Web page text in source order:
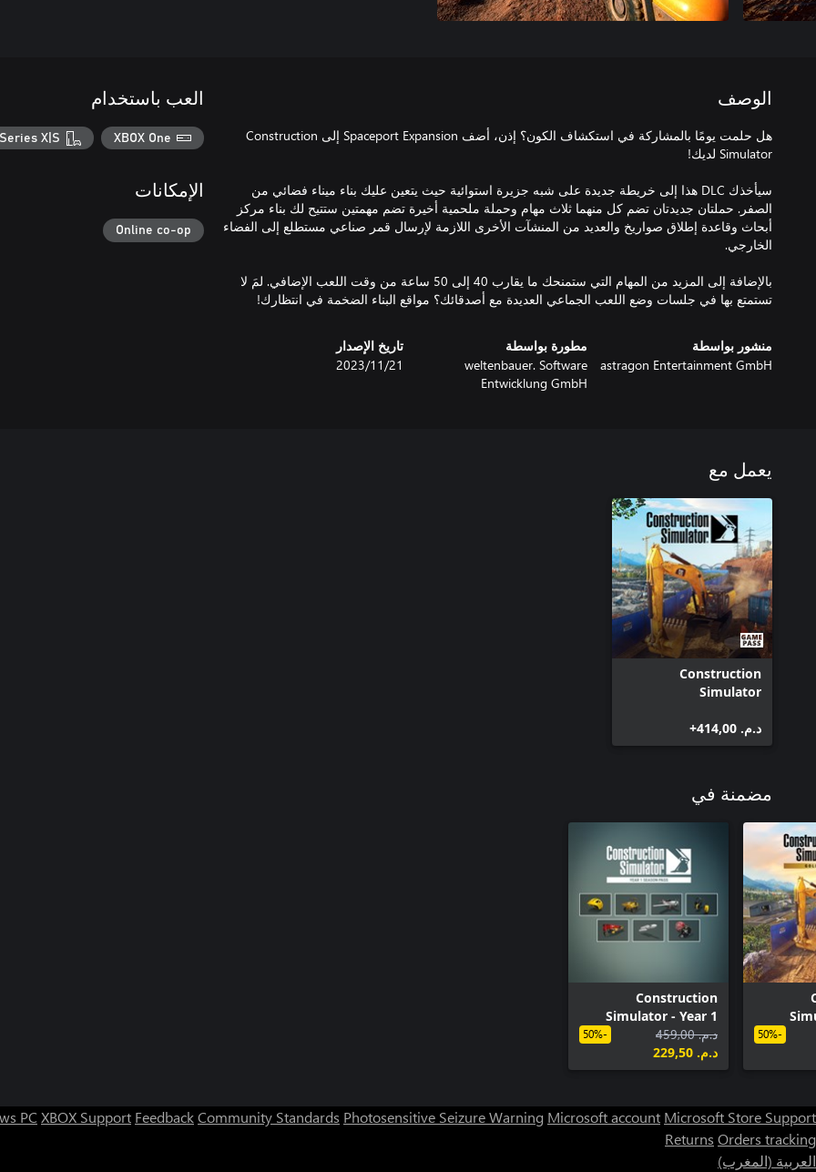
الوصف
هل حلمت يومًا بالمشاركة في استكشاف الكون؟ إذن، أضف Spaceport Expansion إلى Construction
سيأخذك DLC هذا إلى خريطة جديدة على شبه جزيرة استوائية حيث يتعين عليك بناء ميناء فضائي من
الصفر. حملتان جديدتان تضم كل منهما ثلاث مهام وحملة ملحمية أخيرة تضم مهمتين ستتيح لك بناء مركز
أبحاث وقاعدة إطلاق صواريخ والعديد من المنشآت الأخرى اللازمة لإرسال قمر صناعي مستطلع إلى الفضاء
بالإضافة إلى المزيد من المهام التي ستمنحك ما يقارب 40 إلى 50 ساعة من وقت اللعب الإضافي. لمَ لا
تستمتع بها في جلسات وضع اللعب الجماعي العديدة مع أصدقائك؟ مواقع البناء الضخمة في انتظارك!
منشور بواسطة
astragon Entertainment GmbH
مطورة بواسطة
weltenbauer. Software
Entwicklung GmbH
تاريخ الإصدار
21‏/11‏/2023
العب باستخدام
XBOX One
X|S
الإمكانات
Online co-op
يعمل مع
Construction
Simulator
د.م.‏ 414,00+
مضمنة في
-50%
Construction
Simulator - Year 1
Season Pass
د.م.‏ 459,00
د.م.‏ 229,50
-50%
PC XBOX Support FeedbackCommunity Standards Photosensitive Seizure Warning Microsoft account Microsoft Store Support
Returns Orders tracking
العربية (المغرب)